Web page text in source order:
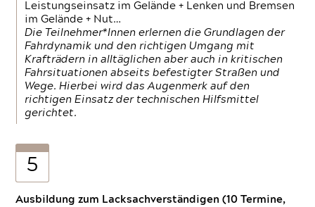
Leistungseinsatz im Gelände + Lenken und Bremsen
im Gelände + Nut…
Die Teilnehmer*Innen erlernen die Grundlagen der
Fahrdynamik und den richtigen Umgang mit
Krafträdern in alltäglichen aber auch in kritischen
Fahrsituationen abseits befestigter Straßen und
Wege. Hierbei wird das Augenmerk auf den
richtigen Einsatz der technischen Hilfsmittel
gerichtet.
5
Ausbildung zum Lacksachverständigen (10 Termine,